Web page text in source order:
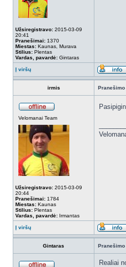
Užsiregistravo: 2015-03-09
20:41
Pranešimai: 1370
Miestas: Kaunas, Murava
Stilius: Plentas
Vardas, pavardė: Gintaras
Į viršų
irmis Pranešimo
Velomanai Team
Užsiregistravo: 2015-03-09
20:44
Pranešimai: 1784
Miestas: Kaunas
Stilius: Plentas
Vardas, pavardė: Irmantas
Į viršų
Gintaras Pranešimo
Realiai